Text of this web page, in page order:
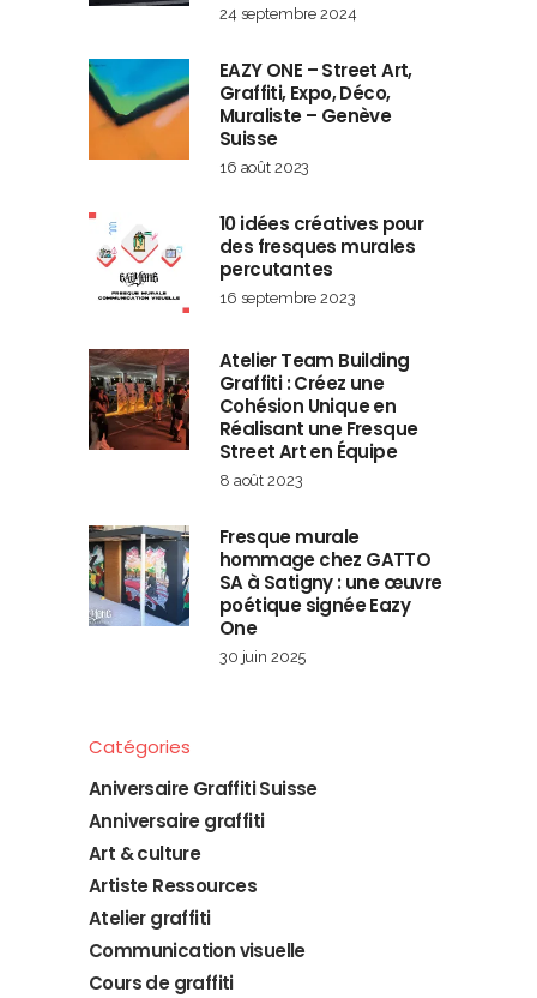
24 septembre 2024
EAZY ONE – Street Art,
Graffiti, Expo, Déco,
Muraliste – Genève
Suisse
16 août 2023
10 idées créatives pour
des fresques murales
percutantes
16 septembre 2023
Atelier Team Building
Graffiti : Créez une
Cohésion Unique en
Réalisant une Fresque
Street Art en Équipe
8 août 2023
Fresque murale
hommage chez GATTO
SA à Satigny : une œuvre
poétique signée Eazy
One
30 juin 2025
Catégories
Aniversaire Graffiti Suisse
Anniversaire graffiti
Art & culture
Artiste Ressources
Atelier graffiti
Communication visuelle
Cours de graffiti